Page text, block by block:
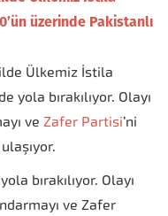
üzerinde Pakistanlı
Ülkemiz İstila
yola bırakılıyor. Olayı
ve Zafer Partisi’ni
bırakılıyor. Olayı
ve Zafer